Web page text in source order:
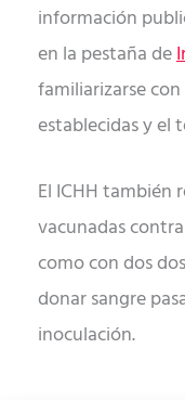
información
en la pestaña de
familiarizarse
establecidas y el
El ICHH también
vacunadas
como con dos
donar sangre
inoculación.